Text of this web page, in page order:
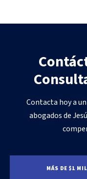
Contacta hoy a
abogados de
MÁS DE $1